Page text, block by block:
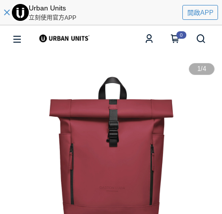
Urban Units
立刻使用官方APP
開啟APP
0
1/4